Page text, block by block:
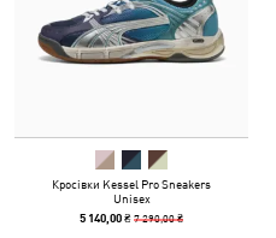
Кросівки Kessel Pro Sneakers
Unisex
5 140,00 ₴7 290,00 ₴